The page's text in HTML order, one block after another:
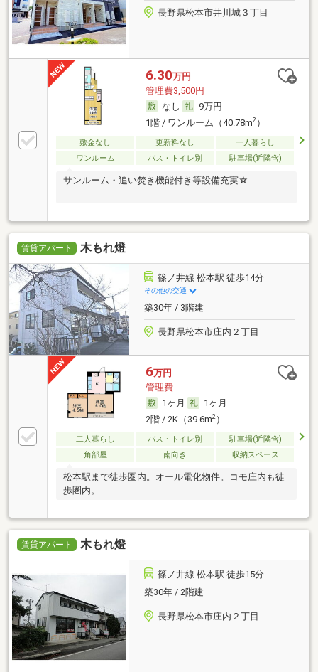
長野県松本市井川城３丁目
6.30万円
管理費3,500円
なし
9万円
1階 / ワンルーム（40.78m2）
敷金なし 更新料なし
一人暮らし
ワンルーム
バス・トイレ別 駐車場(近隣含)
サンルーム・追い焚き機能付き等設備充実☆
賃貸アパート 木もれ燈
篠ノ井線 松本駅 徒歩14分
その他の交通
築30年 / 3階建
長野県松本市庄内２丁目
6万円
管理費-
1ヶ月
1ヶ月
2階 / 2K（39.6m2）
二人暮らし バス・トイレ別
駐車場(近隣含)
角部屋
南向き 収納スペース
松本駅まで徒歩圏内。オール電化物件。コモ庄内も徒
歩圏内。
賃貸アパート 木もれ燈
篠ノ井線 松本駅 徒歩15分
築30年 / 2階建
長野県松本市庄内２丁目